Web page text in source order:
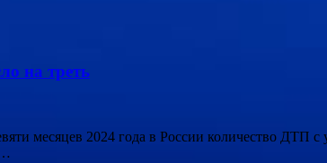
на треть
месяцев 2024 года в России количество ДТП с